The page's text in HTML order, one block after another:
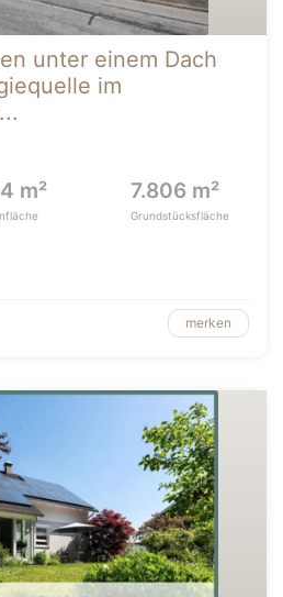
unter einem Dach
im
m² 7.806 m²
Grundstücksfläche
merken